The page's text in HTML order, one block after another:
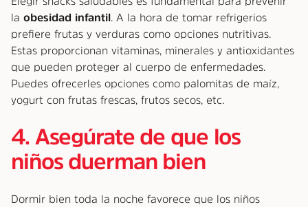
la obesidad infantil . A la hora de tomar refrigerios
prefiere frutas y verduras como opciones nutritivas.
Estas proporcionan vitaminas, minerales y antioxidantes
que pueden proteger al cuerpo de enfermedades.
Puedes ofrecerles opciones como palomitas de maíz,
yogurt con frutas frescas, frutos secos, etc.
4. Asegúrate de que los
niños duerman bien
Dormir bien toda la noche favorece que los niños